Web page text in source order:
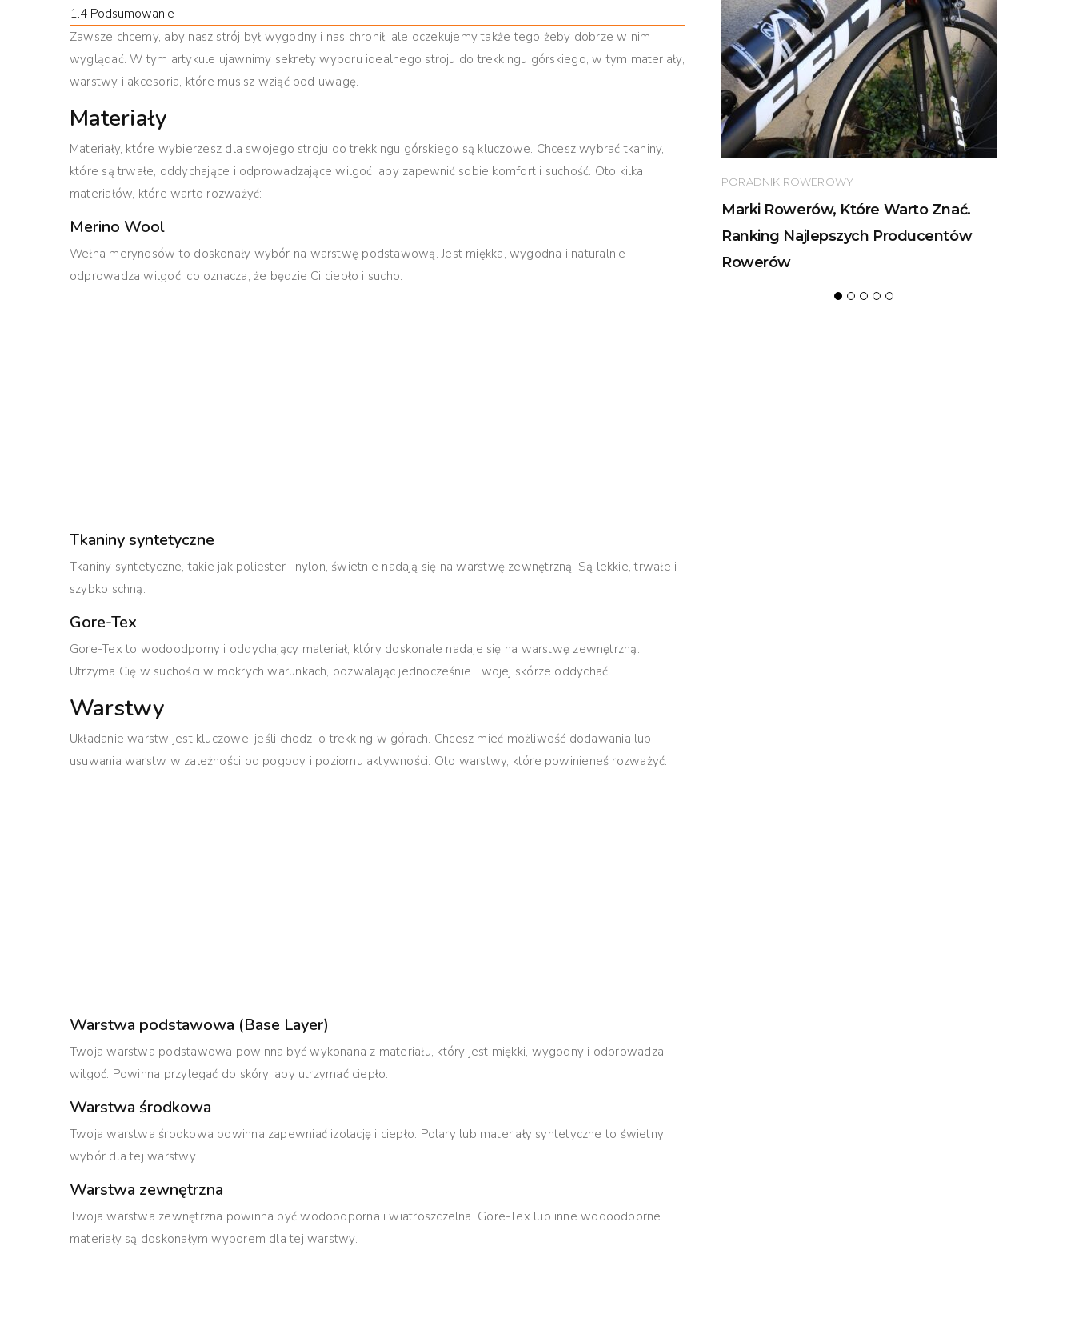
1.4 Podsumowanie
Zawsze chcemy, aby nasz strój był wygodny i nas chronił, ale oczekujemy także tego żeby dobrze w nim
wyglądać. W tym artykule ujawnimy sekrety wyboru idealnego stroju do trekkingu górskiego, w tym materiały,
warstwy i akcesoria, które musisz wziąć pod uwagę.
Materiały
Materiały, które wybierzesz dla swojego stroju do trekkingu górskiego są kluczowe. Chcesz wybrać tkaniny,
które są trwałe, oddychające i odprowadzające wilgoć, aby zapewnić sobie komfort i suchość. Oto kilka
materiałów, które warto rozważyć:
Merino Wool
Wełna merynosów to doskonały wybór na warstwę podstawową. Jest miękka, wygodna i naturalnie
odprowadza wilgoć, co oznacza, że będzie Ci ciepło i sucho.
Tkaniny syntetyczne
Tkaniny syntetyczne, takie jak poliester i nylon, świetnie nadają się na warstwę zewnętrzną. Są lekkie, trwałe i
szybko schną.
Gore-Tex
Gore-Tex to wodoodporny i oddychający materiał, który doskonale nadaje się na warstwę zewnętrzną.
Utrzyma Cię w suchości w mokrych warunkach, pozwalając jednocześnie Twojej skórze oddychać.
Warstwy
Układanie warstw jest kluczowe, jeśli chodzi o trekking w górach. Chcesz mieć możliwość dodawania lub
usuwania warstw w zależności od pogody i poziomu aktywności. Oto warstwy, które powinieneś rozważyć:
Warstwa podstawowa (Base Layer)
Twoja warstwa podstawowa powinna być wykonana z materiału, który jest miękki, wygodny i odprowadza
wilgoć. Powinna przylegać do skóry, aby utrzymać ciepło.
Warstwa środkowa
Twoja warstwa środkowa powinna zapewniać izolację i ciepło. Polary lub materiały syntetyczne to świetny
wybór dla tej warstwy.
Warstwa zewnętrzna
Twoja warstwa zewnętrzna powinna być wodoodporna i wiatroszczelna. Gore-Tex lub inne wodoodporne
materiały są doskonałym wyborem dla tej warstwy.
PORADNIK ROWEROWY
Marki Rowerów, Które Warto Znać.
Ranking Najlepszych Producentów
Rowerów